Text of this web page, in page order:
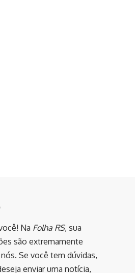
Na Folha RS, sua
são extremamente
Se você tem dúvidas,
enviar uma notícia,